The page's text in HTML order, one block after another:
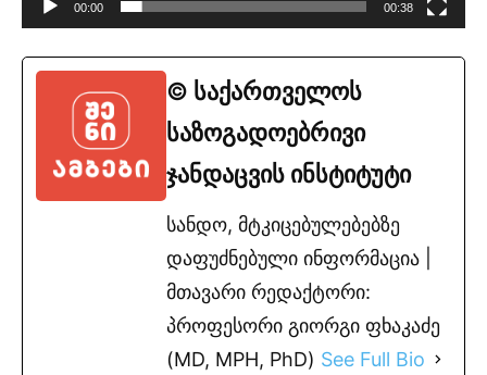
00:00 00:38
© საქართველოს
საზოგადოებრივი
ჯანდაცვის ინსტიტუტი
სანდო, მტკიცებულებებზე
დაფუძნებული ინფორმაცია |
მთავარი რედაქტორი:
პროფესორი გიორგი ფხაკაძე
(MD, MPH, PhD) See Full Bio